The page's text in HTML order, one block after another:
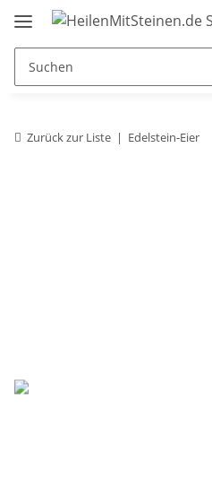
Zurück zur Liste Edelstein-Eier